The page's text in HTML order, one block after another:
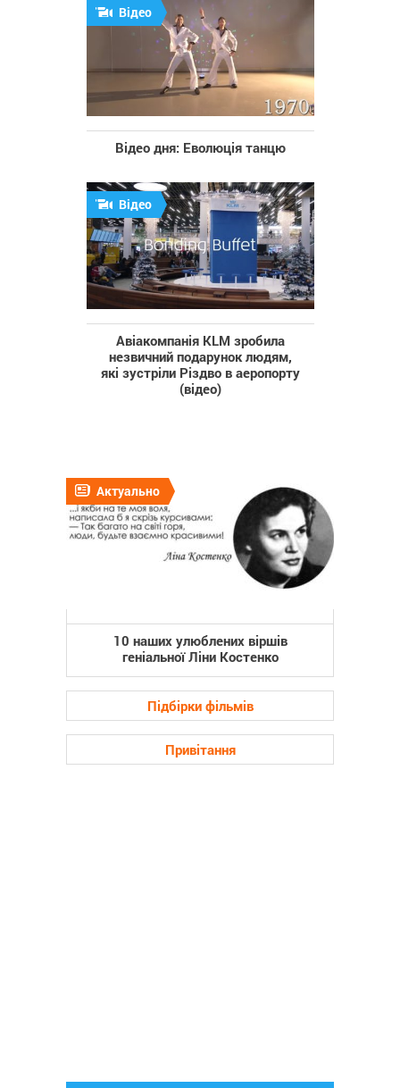
Відео
Відео дня: Еволюція танцю
Відео
Авіакомпанія KLM зробила
незвичний подарунок людям,
які зустріли Різдво в аеропорту
(відео)
Актуально
10 наших улюблених віршів
геніальної Ліни Костенко
Підбірки фільмів
Привітання